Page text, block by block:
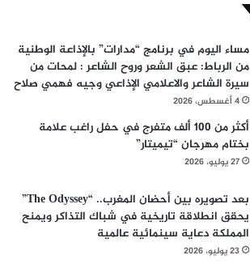
مساء اليوم في برنامج “مدارات” بالإذاعة الوطنية
من الرباط: عبق الشعر وروح الشاعر : لمحات من
سيرة الشاعر والاعلامي الإذاعي وجيه فهمي صلاح
4 أغسطس، 2026
أكثر من 100 ألف متفرج في حفل راغب علامة
بختام مهرجان “تيميتار”
27 يوليو، 2026
بعد تصويره بين أحضان المغرب.. “The Odyssey”
يحقق انطلاقة تاريخية في شباك التذاكر ويمنح
المملكة دعاية سينمائية عالمية
23 يوليو، 2026